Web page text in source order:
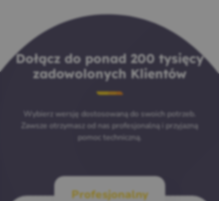
Dołącz do ponad 200 tysięcy
zadowolonych Klientów
Wybierz wersję dostosowaną do swoich potrzeb.
Zawsze otrzymasz od nas profesjonalną i przyjazną
pomoc techniczną.
Profesjonalny